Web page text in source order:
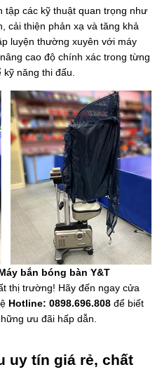
tập các kỹ thuật quan trọng như
cải thiện phản xạ và tăng khả
luyện thường xuyên với máy
cao độ chính xác trong từng
kỹ năng thi đấu.
bắn bóng bàn Y&T
thị trường! Hãy đến ngay cửa
Hotline: 0898.696.808 để biết
ưu đãi hấp dẫn.
uy tín giá rẻ, chất